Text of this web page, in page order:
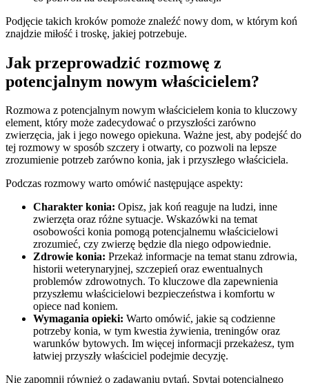
Podjęcie takich kroków pomoże znaleźć nowy dom, w którym koń
znajdzie miłość i troskę, jakiej potrzebuje.
Jak przeprowadzić rozmowę z
potencjalnym nowym właścicielem?
Rozmowa z potencjalnym nowym właścicielem konia to kluczowy
element, który może zadecydować o przyszłości zarówno
zwierzęcia, jak i jego nowego opiekuna. Ważne jest, aby podejść do
tej rozmowy w sposób szczery i otwarty, co pozwoli na lepsze
zrozumienie potrzeb zarówno konia, jak i przyszłego właściciela.
Podczas rozmowy warto omówić następujące aspekty:
Charakter konia: Opisz, jak koń reaguje na ludzi, inne
zwierzęta oraz różne sytuacje. Wskazówki na temat
osobowości konia pomogą potencjalnemu właścicielowi
zrozumieć, czy zwierzę będzie dla niego odpowiednie.
Zdrowie konia: Przekaż informacje na temat stanu zdrowia,
historii weterynaryjnej, szczepień oraz ewentualnych
problemów zdrowotnych. To kluczowe dla zapewnienia
przyszłemu właścicielowi bezpieczeństwa i komfortu w
opiece nad koniem.
Wymagania opieki: Warto omówić, jakie są codzienne
potrzeby konia, w tym kwestia żywienia, treningów oraz
warunków bytowych. Im więcej informacji przekażesz, tym
łatwiej przyszły właściciel podejmie decyzję.
Nie zapomnij również o zadawaniu pytań. Spytaj potencjalnego